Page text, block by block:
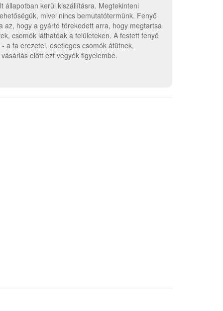
állapotban kerül kiszállításra. Megtekinteni
mivel nincs bemutatótermünk. Fenyő
az, hogy a gyártó törekedett arra, hogy megtartsa
csomók láthatóak a felületeken. A festett fenyő
a fa erezetei, esetleges csomók átütnek,
előtt ezt vegyék figyelembe.